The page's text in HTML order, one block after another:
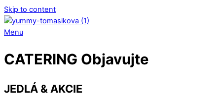
Skip to content
Menu
CATERING Objavujte
JEDLÁ & AKCIE